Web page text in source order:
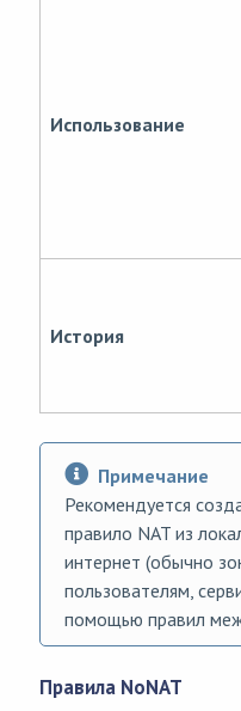
Использование
История
Примечание
Рекомендуется
правило NAT из
интернет (обычно
пользователям,
помощью правил
Правила NoNAT